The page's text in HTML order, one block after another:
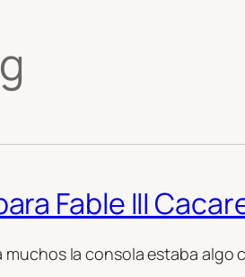
Fable III
la consola estaba algo